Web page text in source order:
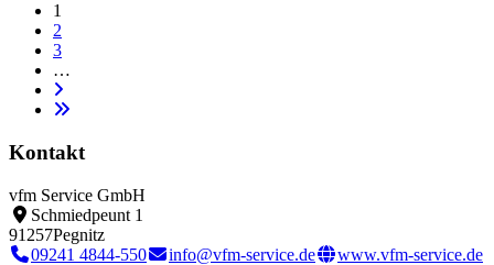
1
2
3
…
Kontakt
vfm Service GmbH
Schmiedpeunt 1
91257Pegnitz
09241 4844-550
info@vfm-service.de www.vfm-service.de